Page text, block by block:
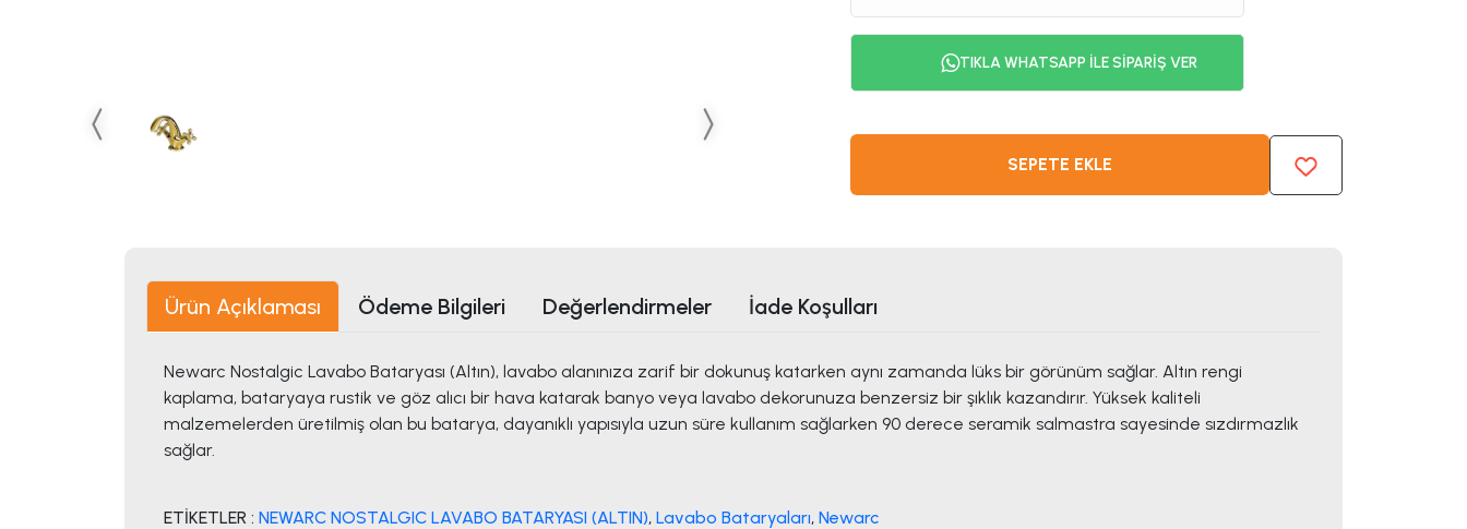
TIKLA WHATSAPP İLE SİPARİŞ VER
SEPETE EKLE
Ürün Açıklaması Ödeme Bilgileri Değerlendirmeler İade Koşulları
Newarc Nostalgic Lavabo Bataryası (Altın), lavabo alanınıza zarif bir dokunuş katarken aynı zamanda lüks bir görünüm sağlar. Altın rengi
kaplama, bataryaya rustik ve göz alıcı bir hava katarak banyo veya lavabo dekorunuza benzersiz bir şıklık kazandırır. Yüksek kaliteli
malzemelerden üretilmiş olan bu batarya, dayanıklı yapısıyla uzun süre kullanım sağlarken 90 derece seramik salmastra sayesinde sızdırmazlık
sağlar.
ETİKETLER : NEWARC NOSTALGIC LAVABO BATARYASI (ALTIN), Lavabo Bataryaları, Newarc